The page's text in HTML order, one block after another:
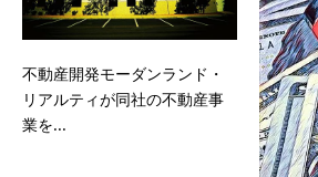
不動産開発モーダンランド・
リアルティが同社の不動産事
業を...